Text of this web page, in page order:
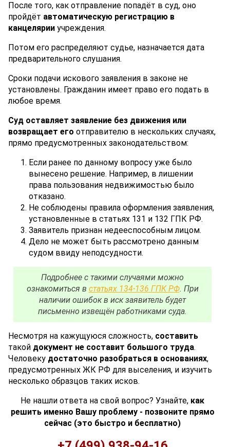
После того, как отправление попадёт в суд, оно
пройдёт автоматическую регистрацию в
канцелярии учреждения.
Потом его распределяют судье, назначается дата
предварительного слушания.
Сроки подачи искового заявления в законе не
установлены. Гражданин имеет право его подать в
любое время.
Суд оставляет заявление без движения или
возвращает его отправителю в нескольких случаях,
прямо предусмотренных законодательством:
Если ранее по данному вопросу уже было
вынесено решение. Например, в лишении
права пользования недвижимостью было
отказано.
Не соблюдены правила оформления заявления,
установленные в статьях 131 и 132 ГПК РФ.
Заявитель признан недееспособным лицом.
Дело не может быть рассмотрено данным
судом ввиду неподсудности.
Подробнее с такими случаями можно
ознакомиться в статьях 134-136 ГПК РФ. При
наличии ошибок в иск заявитель будет
письменно извещён работниками суда.
Несмотря на кажущуюся сложность, составить
такой документ не составит большого труда.
Человеку достаточно разобраться в основаниях,
предусмотренных ЖК РФ для выселения, и изучить
несколько образцов таких исков.
Не нашли ответа на свой вопрос? Узнайте, как
решить именно Вашу проблему - позвоните прямо
сейчас (это быстро и бесплатно)